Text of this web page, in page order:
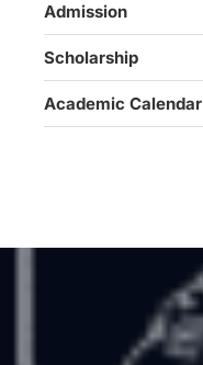
Admission
Scholarship
Academic Calendar